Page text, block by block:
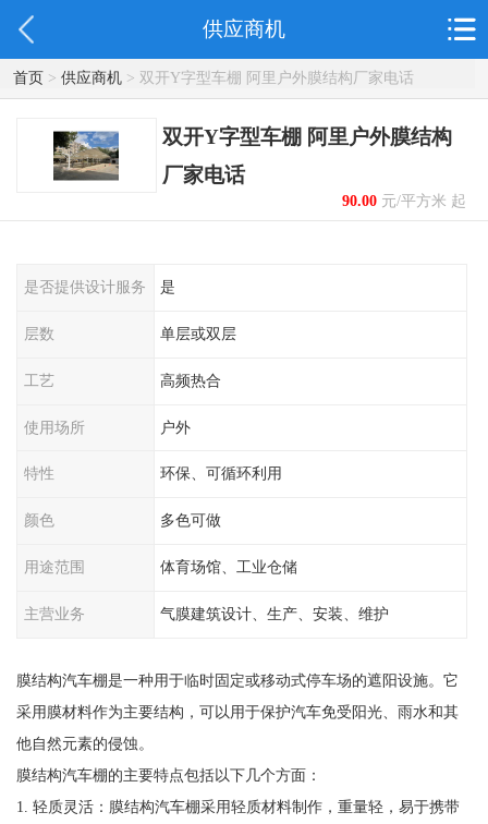
供应商机
首页> 供应商机> 双开Y字型车棚 阿里户外膜结构厂家电话
双开Y字型车棚 阿里户外膜结构
厂家电话
90.00元/平方米 起
是否提供设计服务 是
层数 单层或双层
工艺 高频热合
使用场所 户外
特性 环保、可循环利用
颜色 多色可做
用途范围 体育场馆、工业仓储
主营业务 气膜建筑设计、生产、安装、维护
膜结构汽车棚是一种用于临时固定或移动式停车场的遮阳设施。它
采用膜材料作为主要结构，可以用于保护汽车免受阳光、雨水和其
他自然元素的侵蚀。
膜结构汽车棚的主要特点包括以下几个方面：
1. 轻质灵活：膜结构汽车棚采用轻质材料制作，重量轻，易于携带